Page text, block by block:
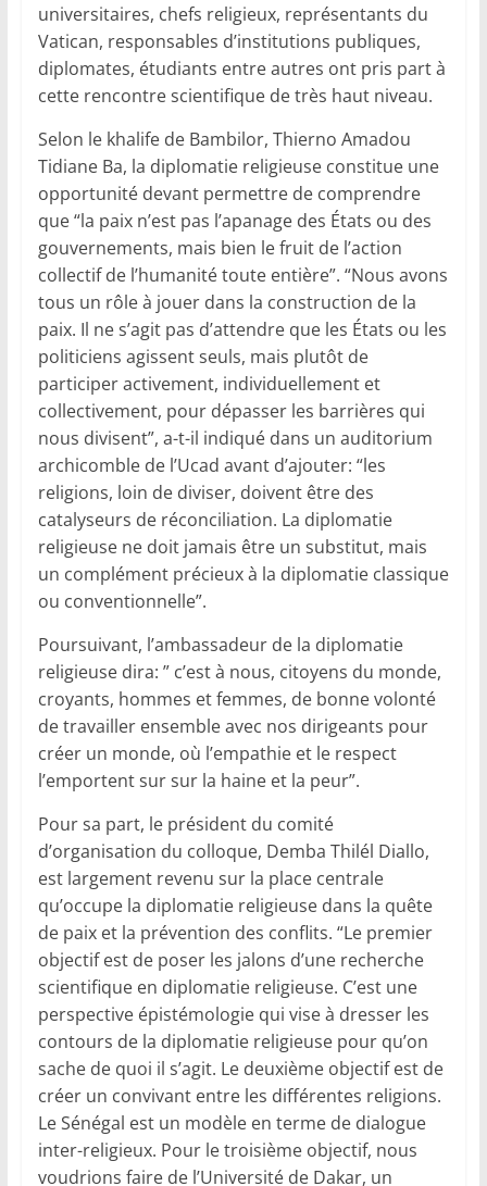
universitaires, chefs religieux, représentants du
Vatican, responsables d’institutions publiques,
diplomates, étudiants entre autres ont pris part à
cette rencontre scientifique de très haut niveau.
Selon le khalife de Bambilor, Thierno Amadou
Tidiane Ba, la diplomatie religieuse constitue une
opportunité devant permettre de comprendre
que “la paix n’est pas l’apanage des États ou des
gouvernements, mais bien le fruit de l’action
collectif de l’humanité toute entière”. “Nous avons
tous un rôle à jouer dans la construction de la
paix. Il ne s’agit pas d’attendre que les États ou les
politiciens agissent seuls, mais plutôt de
participer activement, individuellement et
collectivement, pour dépasser les barrières qui
nous divisent”, a-t-il indiqué dans un auditorium
archicomble de l’Ucad avant d’ajouter: “les
religions, loin de diviser, doivent être des
catalyseurs de réconciliation. La diplomatie
religieuse ne doit jamais être un substitut, mais
un complément précieux à la diplomatie classique
ou conventionnelle”.
Poursuivant, l’ambassadeur de la diplomatie
religieuse dira: ” c’est à nous, citoyens du monde,
croyants, hommes et femmes, de bonne volonté
de travailler ensemble avec nos dirigeants pour
créer un monde, où l’empathie et le respect
l’emportent sur sur la haine et la peur”.
Pour sa part, le président du comité
d’organisation du colloque, Demba Thilél Diallo,
est largement revenu sur la place centrale
qu’occupe la diplomatie religieuse dans la quête
de paix et la prévention des conflits. “Le premier
objectif est de poser les jalons d’une recherche
scientifique en diplomatie religieuse. C’est une
perspective épistémologie qui vise à dresser les
contours de la diplomatie religieuse pour qu’on
sache de quoi il s’agit. Le deuxième objectif est de
créer un convivant entre les différentes religions.
Le Sénégal est un modèle en terme de dialogue
inter-religieux. Pour le troisième objectif, nous
voudrions faire de l’Université de Dakar, un